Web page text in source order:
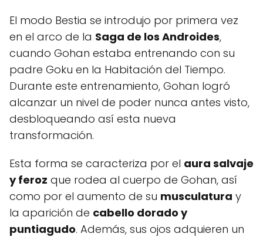
El modo Bestia se introdujo por primera vez
en el arco de la Saga de los Androides,
cuando Gohan estaba entrenando con su
padre Goku en la Habitación del Tiempo.
Durante este entrenamiento, Gohan logró
alcanzar un nivel de poder nunca antes visto,
desbloqueando así esta nueva
transformación.
Esta forma se caracteriza por el aura salvaje
y feroz que rodea al cuerpo de Gohan, así
como por el aumento de su musculatura y
la aparición de cabello dorado y
puntiagudo. Además, sus ojos adquieren un